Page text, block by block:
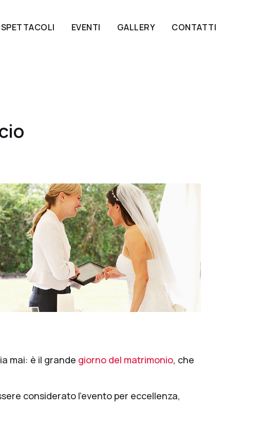
SPETTACOLI EVENTI GALLERY CONTATTI
mai: è il grande giorno del matrimonio, che
considerato l’evento per eccellenza,